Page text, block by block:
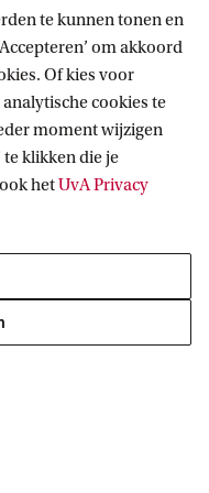
media
te kunnen tonen en
om akkoord
Of kies voor
analytische cookies te
moment wijzigen
te klikken die je
hetUvA Privacy